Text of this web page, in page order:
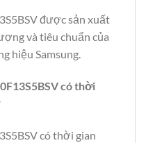
được sản xuất
và tiêu chuẩn của
hiệu Samsung.
có thời
có thời gian